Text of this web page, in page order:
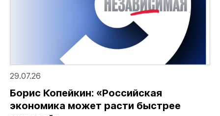
29.07.26
Борис Копейкин: «Российская
экономика может расти быстрее